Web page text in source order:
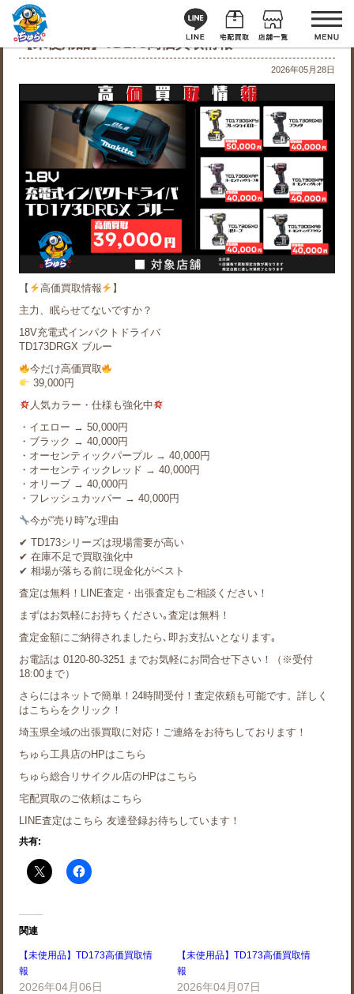
【未使用品】TD173高価買取情報
2026年05月28日
【 高価買取情報
】
主力、眠らせてないですか？
18V充電式インパクトドライバ
TD173DRGX ブルー
今だけ高価買取
39,000円
人気カラー・仕様も強化中
・イエロー → 50,000円
・ブラック → 40,000円
・オーセンティックパープル → 40,000円
・オーセンティックレッド → 40,000円
・オリーブ → 40,000円
・フレッシュカッパー → 40,000円
今が“売り時”な理由
✔ TD173シリーズは現場需要が高い
✔ 在庫不足で買取強化中
✔ 相場が落ちる前に現金化がベスト
査定は無料！LINE査定・出張査定もご相談ください！
まずはお気軽にお持ちください｡査定は無料！
査定金額にご納得されましたら､即お支払いとなります｡
お電話は 0120-80-3251 までお気軽にお問合せ下さい！（※受付
18:00まで）
さらにはネットで簡単！24時間受付！査定依頼も可能です。詳しく
はこちらをクリック！
埼玉県全域の出張買取に対応！ご連絡をお待ちしております！
ちゅら工具店のHPはこちら
ちゅら総合リサイクル店のHPはこちら
宅配買取のご依頼はこちら
LINE査定はこちら 友達登録お待ちしています！
共有:
関連
【未使用品】TD173高価買取情
報
2026年04月06日
【未使用品】TD173高価買取情
報
2026年04月07日